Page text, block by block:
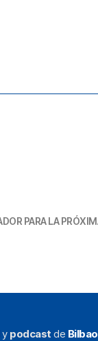
PARA LA
y podcast de Bilbao